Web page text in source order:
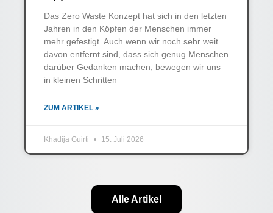
Das Zero Waste Konzept hat sich in den letzten
Jahren in den Köpfen der Menschen immer
mehr gefestigt. Auch wenn wir noch sehr weit
davon entfernt sind, dass sich genug Menschen
darüber Gedanken machen, bewegen wir uns
in kleinen Schritten
ZUM ARTIKEL »
Khadija Guirti 15. Juli 2026
Alle Artikel